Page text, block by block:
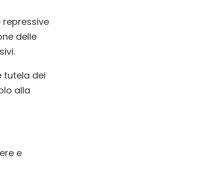
delle
tutela dei
alla
e